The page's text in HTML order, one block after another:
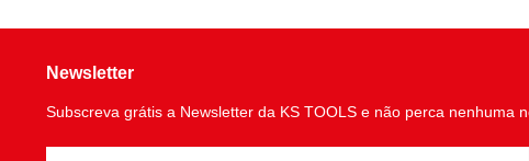
Newsletter
Subscreva grátis a Newsletter da KS TOOLS e não perca nenhuma